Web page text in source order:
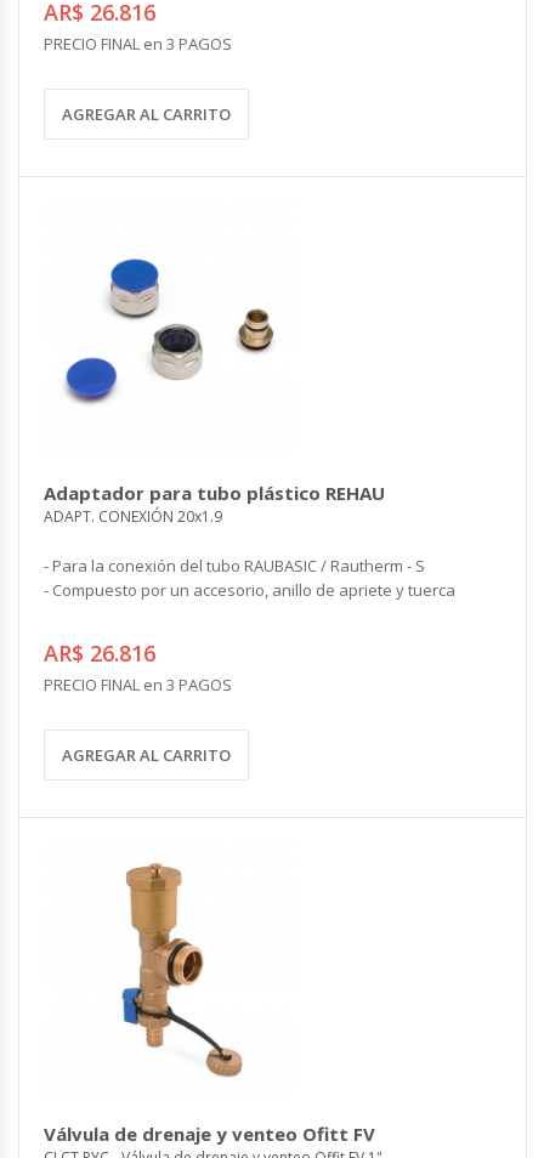
AR$ 26.816
PRECIO FINAL en 3 PAGOS
AGREGAR AL CARRITO
Adaptador para tubo plástico REHAU
ADAPT. CONEXIÓN 20x1.9
- Para la conexión del tubo RAUBASIC / Rautherm - S
- Compuesto por un accesorio, anillo de apriete y tuerca
AR$ 26.816
PRECIO FINAL en 3 PAGOS
AGREGAR AL CARRITO
Válvula de drenaje y venteo Ofitt FV